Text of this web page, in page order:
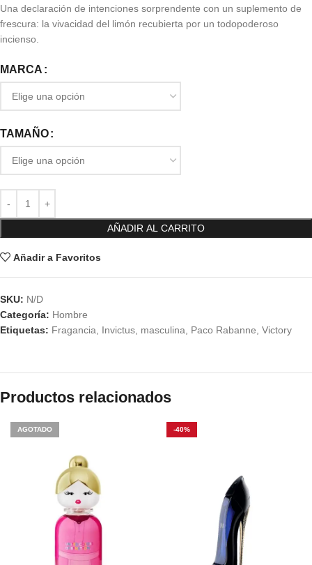
Una declaración de intenciones sorprendente con un suplemento de
frescura: la vivacidad del limón recubierta por un todopoderoso
incienso.
MARCA
TAMAÑO
AÑADIR AL CARRITO
Añadir a Favoritos
SKU: N/D
Categoría: Hombre
Etiquetas: Fragancia, Invictus, masculina, Paco Rabanne, Victory
Productos relacionados
AGOTADO -40%